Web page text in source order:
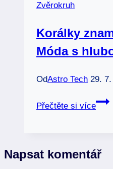
Zvěrokruh
Korálky
Móda s
OdAstro Tech 29.
Přečtěte si více
s
Napsat komentář